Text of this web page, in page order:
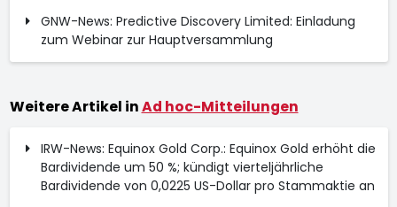
GNW-News: Predictive Discovery Limited: Einladung
zum Webinar zur Hauptversammlung
Weitere Artikel inAd hoc-Mitteilungen
IRW-News: Equinox Gold Corp.: Equinox Gold erhöht die
Bardividende um 50 %; kündigt vierteljährliche
Bardividende von 0,0225 US-Dollar pro Stammaktie an